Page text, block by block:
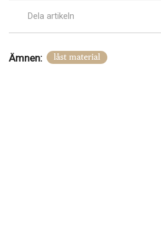
Dela artikeln
Ämnen: låst material